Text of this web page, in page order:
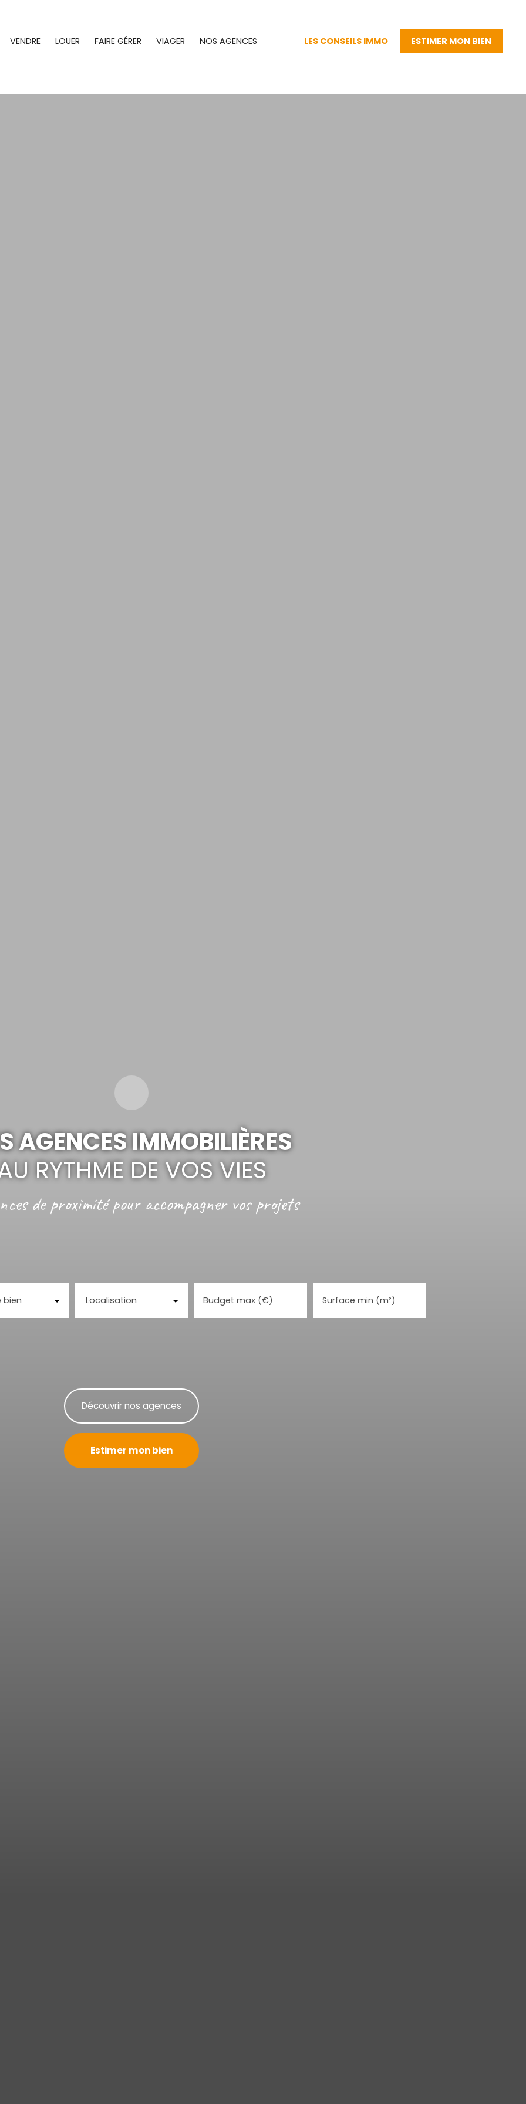
VENDRE LOUER FAIRE GÉRER VIAGER NOS AGENCES LES CONSEILS IMMO ESTIMER MON BIEN
AGENCES IMMOBILIÈRES
RYTHME DE VOS VIES
de proximitépour accompagner vos projets
bien Localisation Budget max (€) Surface min (m²)
Découvrir nos agences
Estimer mon bien